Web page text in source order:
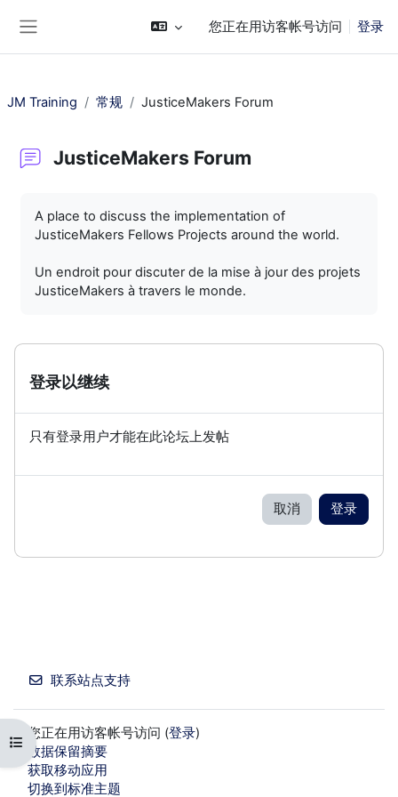
您正在用访客帐号访问 登录
打开课程索引
JM Training 常规 JusticeMakers Forum
JusticeMakers Forum
A place to discuss the implementation of
JusticeMakers Fellows Projects around the world.
Un endroit pour discuter de la mise à jour des projets
JusticeMakers à travers le monde.
登录以继续
只有登录用户才能在此论坛上发帖
取消 登录
联系站点支持
您正在用访客帐号访问 (登录)
‎数据保留摘要‎
获取移动应用
切换到标准主题